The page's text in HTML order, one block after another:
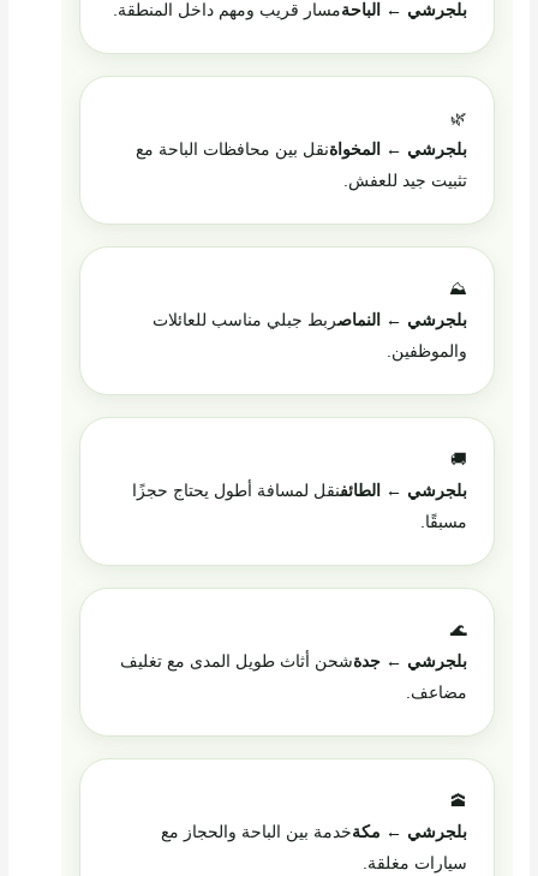
بلجرشي ← الباحةمسار قريب ومهم داخل المنطقة.
🌿
بلجرشي ← المخواةنقل بين محافظات الباحة مع
تثبيت جيد للعفش.
⛰️
بلجرشي ← النماصربط جبلي مناسب للعائلات
والموظفين.
🚚
بلجرشي ← الطائفنقل لمسافة أطول يحتاج حجزًا
مسبقًا.
🌊
بلجرشي ← جدةشحن أثاث طويل المدى مع تغليف
مضاعف.
🕋
بلجرشي ← مكةخدمة بين الباحة والحجاز مع
سيارات مغلقة.